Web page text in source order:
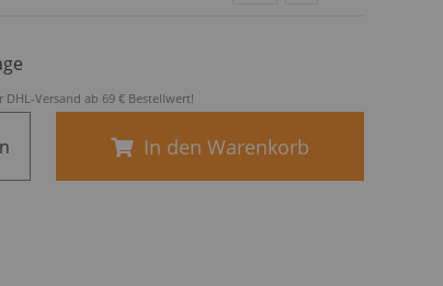
DHL-Versand ab 69 € Bestellwert!
In den Warenkorb